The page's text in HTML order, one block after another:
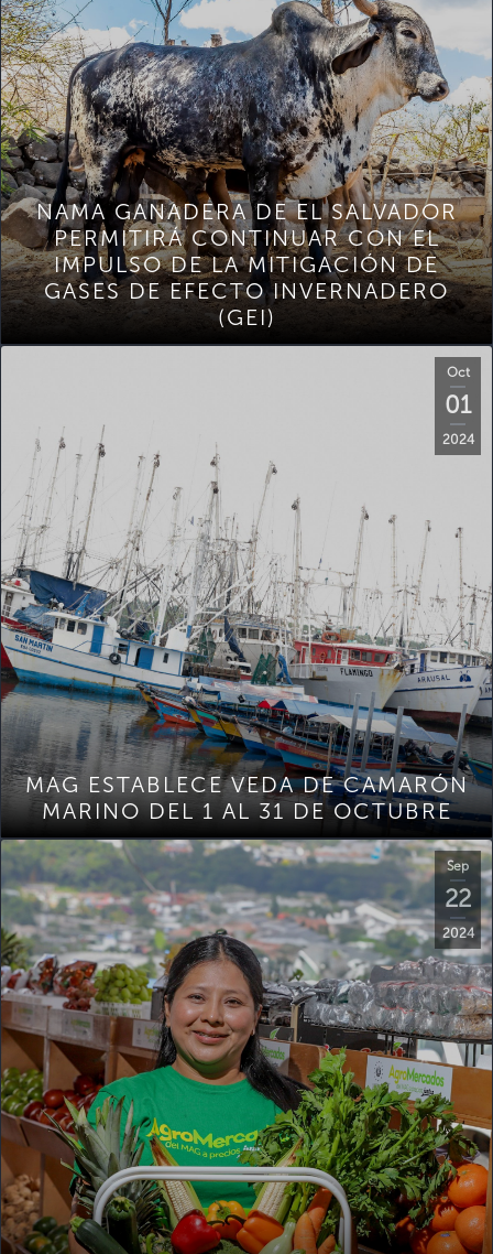
NAMA GANADERA DE EL SALVADOR
PERMITIRÁ CONTINUAR CON EL
IMPULSO DE LA MITIGACIÓN DE
GASES DE EFECTO INVERNADERO
(GEI)
Oct
01
2024
MAG ESTABLECE VEDA DE CAMARÓN
MARINO DEL 1 AL 31 DE OCTUBRE
Sep
22
2024